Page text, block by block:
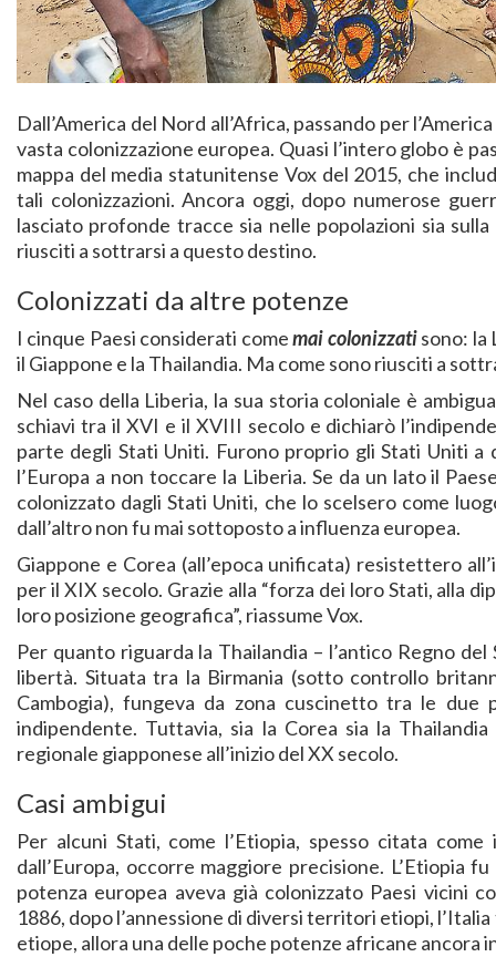
Dall’America del Nord all’Africa, passando per
vasta colonizzazione europea. Quasi l’intero globo è
mappa del media statunitense Vox del 2015, che
tali colonizzazioni. Ancora oggi, dopo numerose
lasciato profonde tracce sia nelle popolazioni sia
riusciti a sottrarsi a questo destino.
Colonizzati da altre potenze
I cinque Paesi considerati comemai colonizzatisono: la
il Giappone e la Thailandia. Ma come sono riusciti a
Nel caso della Liberia, la sua storia coloniale è
schiavi tra il XVI e il XVIII secolo e dichiarò
parte degli Stati Uniti. Furono proprio gli Stati Uniti
l’Europa a non toccare la Liberia. Se da un lato il
colonizzato dagli Stati Uniti, che lo scelsero come
dall’altro non fu mai sottoposto a influenza europea.
Giappone e Corea (all’epoca unificata) resistettero
per il XIX secolo. Grazie alla “forza dei loro Stati, alla
loro posizione geografica”, riassume Vox.
Per quanto riguarda la Thailandia – l’antico Regno
libertà. Situata tra la Birmania (sotto controllo
Cambogia), fungeva da zona cuscinetto tra le due
indipendente. Tuttavia, sia la Corea sia la
regionale giapponese all’inizio del XX secolo.
Casi ambigui
Per alcuni Stati, come l’Etiopia, spesso citata
dall’Europa, occorre maggiore precisione. L’Etiopia
potenza europea aveva già colonizzato Paesi vicini
1886, dopo l’annessione di diversi territori etiopi,
etiope, allora una delle poche potenze africane ancora